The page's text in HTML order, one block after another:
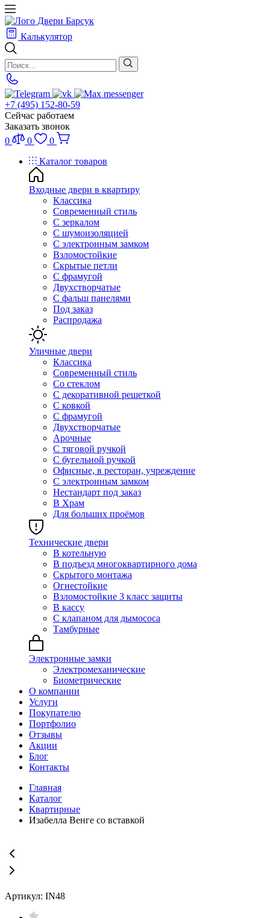
Калькулятор
+7 (495) 152-80-59
Сейчас работаем
Заказать звонок
0
0
0
Каталог товаров
Входные двери в квартиру
Классика
Современный стиль
С зеркалом
С шумоизоляцией
С электронным замком
Взломостойкие
Скрытые петли
С фрамугой
Двухстворчатые
С фальш панелями
Под заказ
Распродажа
Уличные двери
Классика
Современный стиль
Со стеклом
С декоративной решеткой
С ковкой
С фрамугой
Двухстворчатые
Арочные
С тяговой ручкой
С бугельной ручкой
Офисные, в ресторан, учреждение
С электронным замком
Нестандарт под заказ
В Храм
Для больших проёмов
Технические двери
В котельную
В подъезд многоквартирного дома
Скрытого монтажа
Огнестойкие
Взломостойкие 3 класс защиты
В кассу
С клапаном для дымососа
Тамбурные
Электронные замки
Электромеханические
Биометрические
О компании
Услуги
Покупателю
Портфолио
Отзывы
Акции
Блог
Контакты
Главная
Каталог
Квартирные
Изабелла Венге со вставкой
Артикул: IN48